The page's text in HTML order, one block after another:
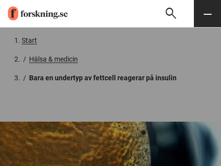
Söksearch Meny
Start
/ Hälsa & medicin
/ Bara en undertyp av fettcell reagerar på insulin